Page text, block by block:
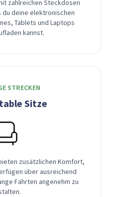
zahlreichen Steckdosen
deine elektronischen
Tablets und Laptops
kannst.
STRECKEN
Sitze
zusätzlichen Komfort,
über ausreichend
Fahrten angenehm zu